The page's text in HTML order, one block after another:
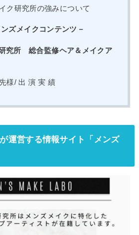
ク研究所の強みについて
ズメイクコンテンツ－
究所 総合監修ヘア＆メイクア
様/ 出 演 実 績
運営する情報サイト「メンズ